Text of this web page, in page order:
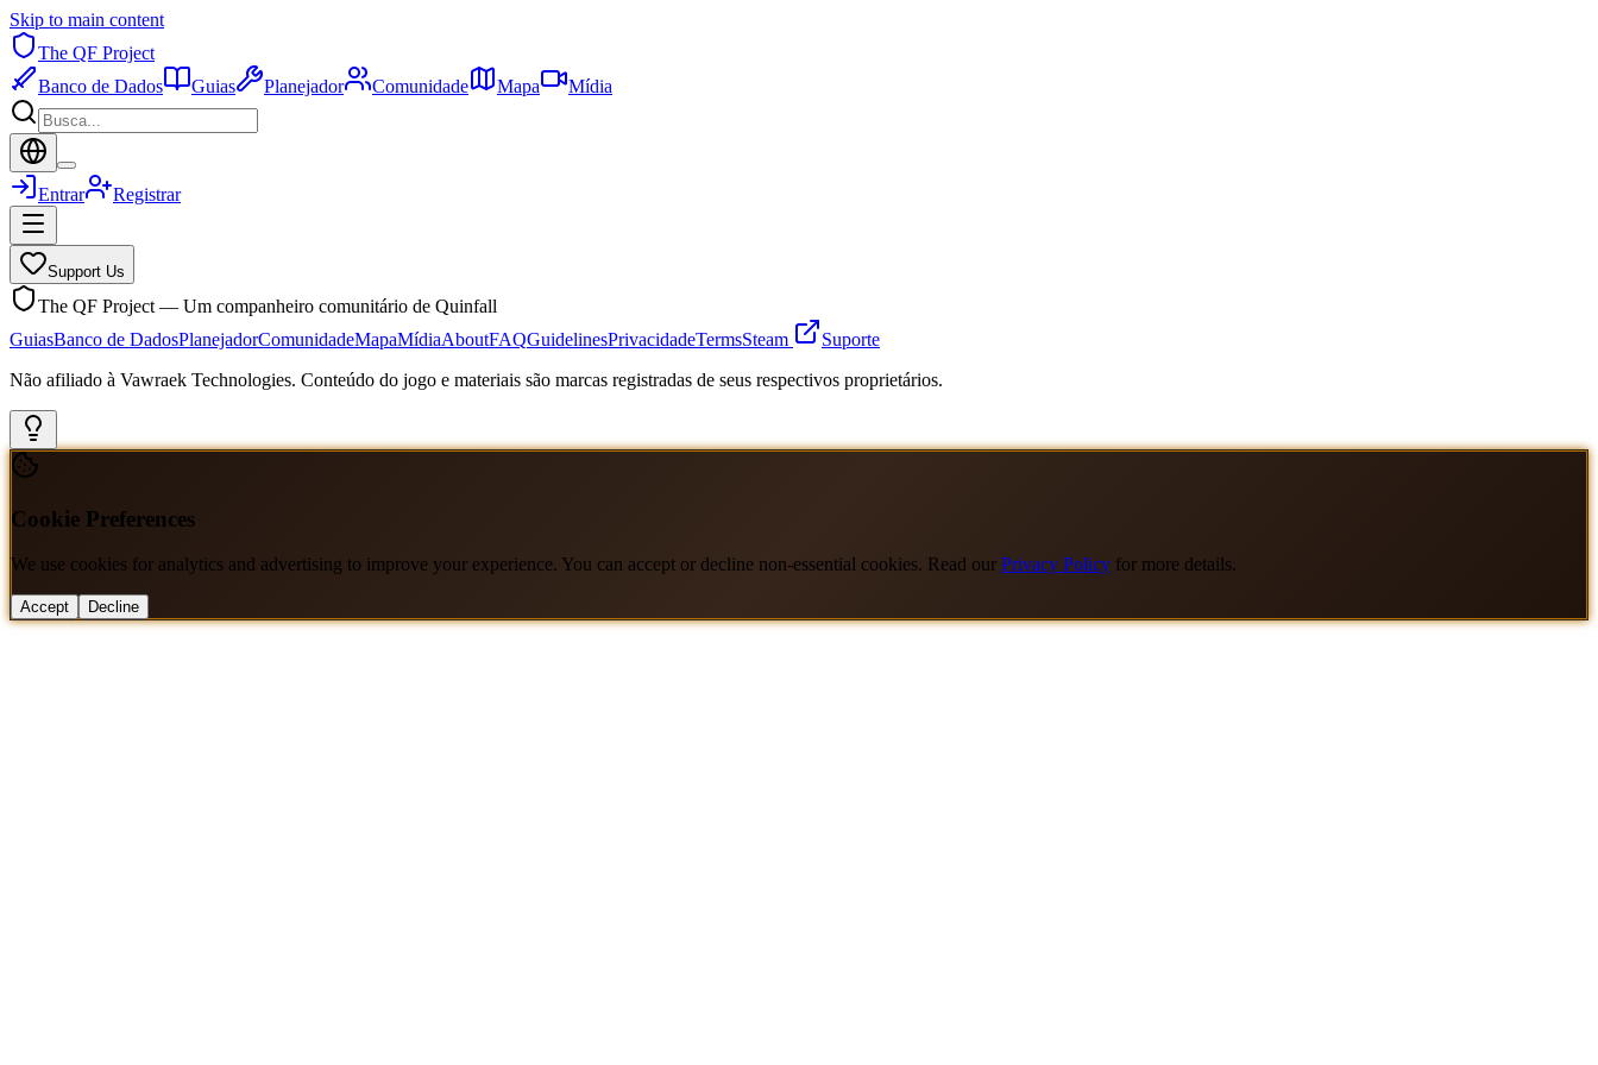
Skip to main content
The QF Project
Banco de Dados
Guias Planejador Comunidade Mapa Mídia
Entrar Registrar
Support Us
The QF Project — Um companheiro comunitário de Quinfall
GuiasBanco de DadosPlanejadorComunidadeMapaMídiaAboutFAQGuidelinesPrivacidadeTermsSteam
Suporte
Não afiliado à Vawraek Technologies. Conteúdo do jogo e materiais são marcas registradas de seus respectivos proprietários.
Cookie Preferences
We use cookies for analytics and advertising to improve your experience. You can accept or decline non-essential cookies. Read our Privacy Policy for more details.
Accept Decline